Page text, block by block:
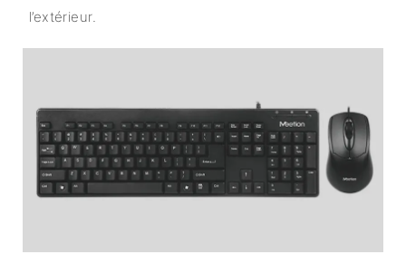
l’extérieur.